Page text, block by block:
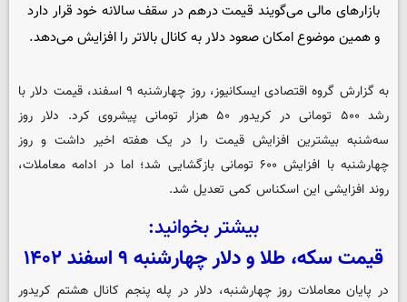
بازارهای مالی می‌گویند قیمت درهم در سقف سالانه خود قرار دارد
و همین موضوع امکان صعود دلار به کانال بالاتر را افزایش می‌دهد.
به گزارش گروه اقتصادیایسکانیوز
، روز چهارشنبه ۹ اسفند، قیمت دلار با
رشد ۵۰۰ تومانی در کریدور ۵۰ هزار تومانی پیشروی کرد. دلار روز
سه‌شنبه بیشترین افزایش قیمت را در یک هفته اخیر داشت و روز
چهارشنبه با افزایش ۶۰۰ تومانی بازگشایی شد؛ اما در ادامه معاملات،
روند افزایشی این اسکناس کمی تعدیل شد.
بیشتر بخوانید:
قیمت سکه، طلا و دلار چهارشنبه ۹ اسفند ۱۴۰۲
در پایان معاملات روز چهارشنبه، دلار در پله پنجم کانال هشتم کریدور